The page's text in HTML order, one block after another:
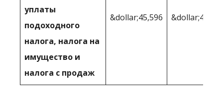
уплаты
подоходного
налога, налога на
имущество и
налога с продаж
&dollar;45,596